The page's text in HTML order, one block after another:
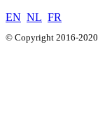
EN NL FR
© Copyright 2016-2020